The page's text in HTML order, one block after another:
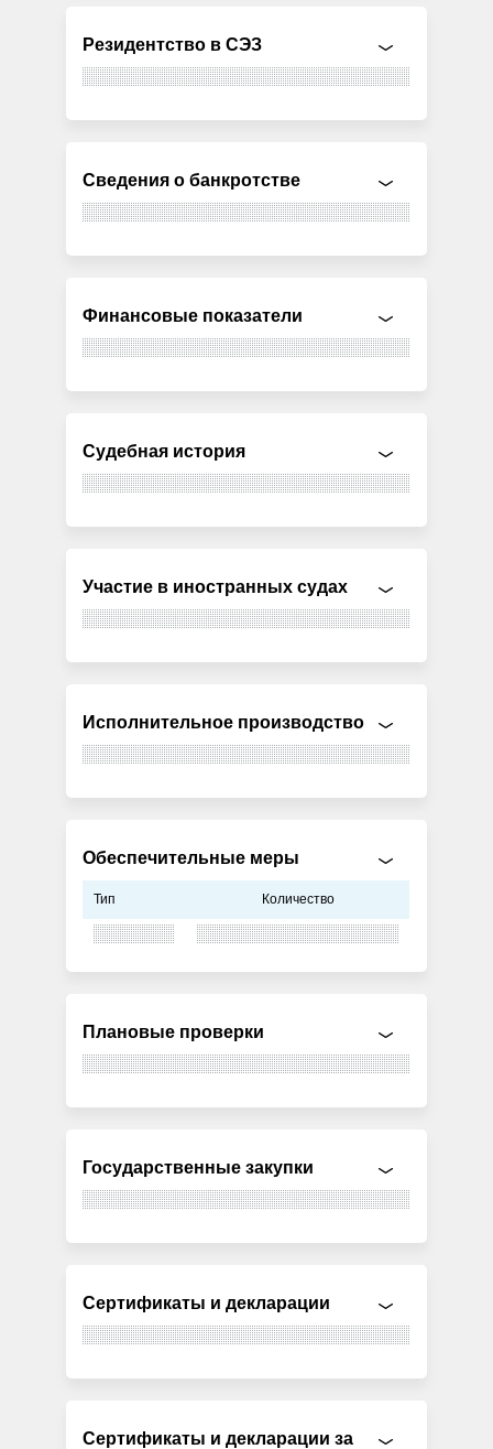
Резидентство в СЭЗ
Сведения о банкротстве
Финансовые показатели
Судебная история
Участие в иностранных судах
Исполнительное производство
Обеспечительные меры
Тип Количество
Плановые проверки
Государственные закупки
Сертификаты и декларации
Сертификаты и декларации за